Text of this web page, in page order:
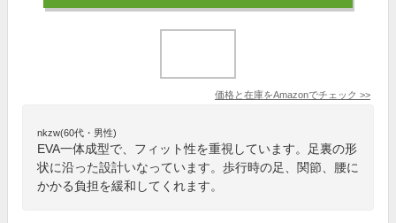
価格と在庫をAmazonでチェック >>
nkzw(60代・男性)
EVA一体成型で、フィット性を重視しています。足裏の形
状に沿った設計いなっています。歩行時の足、関節、腰に
かかる負担を緩和してくれます。